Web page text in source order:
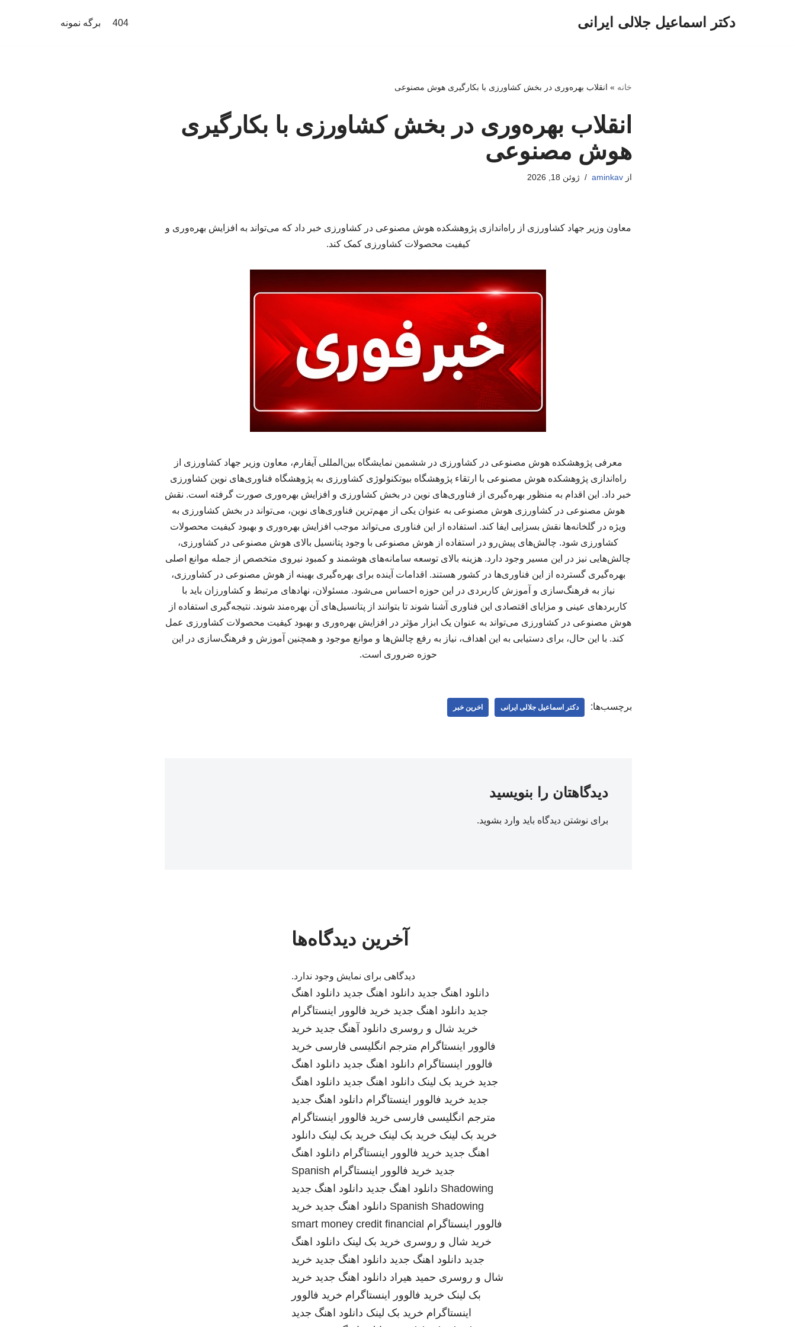
دکتر اسماعیل جلالی ایرانی 404 برگه نمونه
خانه » انقلاب بهره‌وری در بخش کشاورزی با بکارگیری هوش مصنوعی
انقلاب بهره‌وری در بخش کشاورزی با بکارگیری
هوش مصنوعی
ازaminkav ژوئن 18, 2026
معاون وزیر جهاد کشاورزی از راه‌اندازی پژوهشکده هوش مصنوعی در کشاورزی خبر داد که می‌تواند به افزایش بهره‌وری و
کیفیت محصولات کشاورزی کمک کند.
معرفی پژوهشکده هوش مصنوعی در کشاورزی در ششمین نمایشگاه بین‌المللی آیفارم، معاون وزیر جهاد کشاورزی از
راه‌اندازی پژوهشکده هوش مصنوعی با ارتقاء پژوهشگاه بیوتکنولوژی کشاورزی به پژوهشگاه فناوری‌های نوین کشاورزی
خبر داد. این اقدام به منظور بهره‌گیری از فناوری‌های نوین در بخش کشاورزی و افزایش بهره‌وری صورت گرفته است. نقش
هوش مصنوعی در کشاورزی هوش مصنوعی به عنوان یکی از مهم‌ترین فناوری‌های نوین، می‌تواند در بخش کشاورزی به
ویژه در گلخانه‌ها نقش بسزایی ایفا کند. استفاده از این فناوری می‌تواند موجب افزایش بهره‌وری و بهبود کیفیت محصولات
کشاورزی شود. چالش‌های پیش‌رو در استفاده از هوش مصنوعی با وجود پتانسیل بالای هوش مصنوعی در کشاورزی،
چالش‌هایی نیز در این مسیر وجود دارد. هزینه بالای توسعه سامانه‌های هوشمند و کمبود نیروی متخصص از جمله موانع اصلی
بهره‌گیری گسترده از این فناوری‌ها در کشور هستند. اقدامات آینده برای بهره‌گیری بهینه از هوش مصنوعی در کشاورزی،
نیاز به فرهنگ‌سازی و آموزش کاربردی در این حوزه احساس می‌شود. مسئولان، نهادهای مرتبط و کشاورزان باید با
کاربردهای عینی و مزایای اقتصادی این فناوری آشنا شوند تا بتوانند از پتانسیل‌های آن بهره‌مند شوند. نتیجه‌گیری استفاده از
هوش مصنوعی در کشاورزی می‌تواند به عنوان یک ابزار مؤثر در افزایش بهره‌وری و بهبود کیفیت محصولات کشاورزی عمل
کند. با این حال، برای دستیابی به این اهداف، نیاز به رفع چالش‌ها و موانع موجود و همچنین آموزش و فرهنگ‌سازی در این
حوزه ضروری است.
برچسب‌ها: دکتر اسماعیل جلالی ایرانی اخرین خبر
دیدگاهتان را بنویسید
برای نوشتن دیدگاه باید وارد بشوید.
آخرین دیدگاه‌ها
دیدگاهی برای نمایش وجود ندارد.
دانلود اهنگ جدید دانلود اهنگ جدید دانلود اهنگ
جدید دانلود اهنگ جدید خرید فالوور اینستاگرام
خرید شال و روسری دانلود آهنگ جدید خرید
فالوور اینستاگرام مترجم انگلیسی فارسی خرید
فالوور اینستاگرام دانلود اهنگ جدید دانلود اهنگ
جدید خرید بک لینک دانلود اهنگ جدید دانلود اهنگ
جدید خرید فالوور اینستاگرام دانلود اهنگ جدید
مترجم انگلیسی فارسی خرید فالوور اینستاگرام
خرید بک لینک خرید بک لینک خرید بک لینک دانلود
اهنگ جدید خرید فالوور اینستاگرام دانلود اهنگ
جدید خرید فالوور اینستاگرام Spanish
Shadowing دانلود اهنگ جدید دانلود اهنگ جدید
Spanish Shadowing دانلود اهنگ جدید خرید
فالوور اینستاگرام smart money credit financial
خرید شال و روسری خرید بک لینک دانلود اهنگ
جدید دانلود اهنگ جدید دانلود اهنگ جدید خرید
شال و روسری حمید هیراد دانلود اهنگ جدید خرید
بک لینک خرید فالوور اینستاگرام خرید فالوور
اینستاگرام خرید بک لینک دانلود اهنگ جدید